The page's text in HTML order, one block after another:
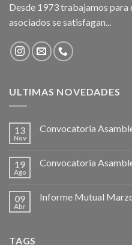
Desde 1973 trabajamos para
asociados se satisfagan...
ULTIMAS NOVEDADES
13
Nov
Convocatoria
19
Ago
Convocatoria
09
Abr
Informe Mutual
TAGS